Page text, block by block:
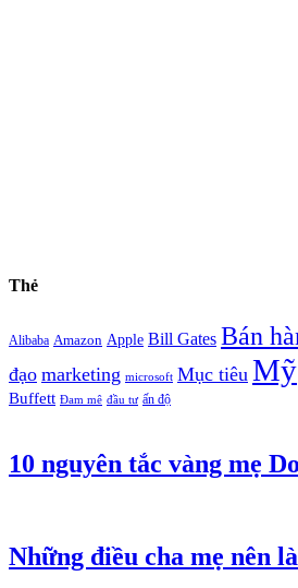
Thẻ
Alibaba Amazon Apple Bill Gates Bán
đạo marketing microsoft Mục tiêu Mỹ
Buffett Đam mê đầu tư ấn độ
10 nguyên tắc vàng mẹ
Những điều cha mẹ nên